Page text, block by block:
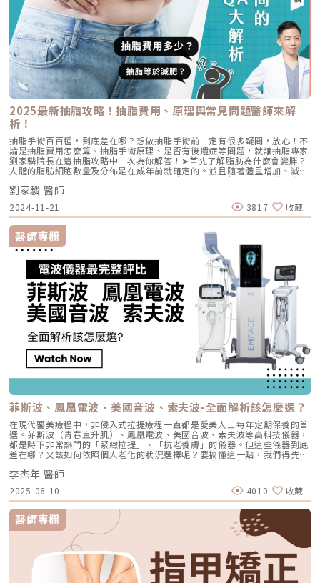
2025最新抽脂攻略！抽脂費用、原理與常見問題醫師來解
析！
抽脂手術百百種，到底差在哪？想做抽脂手術前一定有很多疑問，放心！不
論是抽脂費用怎麼算、抽脂手術原理、是否有後遺症等問題，就讓抽脂專家
劉家驎院長在這抽脂攻略中一次為你解答！➤首先了解脂肪為什麼會變胖？
人體的脂肪細胞數量及分佈是在成年前就確定的。並且隨著體重增加、減
少，脂肪也會逐漸變大或變小。脂肪會囤積在身體的各部位，分為淺層脂肪
及深層脂肪，所產生局部肥胖或全身肥胖。（圖／欣莘時尚美學診所-劉家
驎醫師提供）身體脂肪分佈主要受到荷爾蒙影響，雌激素促使脂肪積聚在臀
部、大腿；而睾丸素則促使脂肪積聚於腹部及腰部。這就是為什麼有一些局
部肥胖，即使再怎麼運動減肥也瘦不下來。➤抽脂等於減重嗎？抽脂與減重
完全不同，抽脂是一種快速減少局部脂肪細胞數量的手術方式，適合用於雕
塑特定區域；而減重則是透過漸進且全身性的方式，將脂肪細胞體積縮小，
目的是改善整體健康以及體重管理。下表整理出抽脂與減重的各項差異：
（圖／欣莘時尚美學診所-劉家驎醫師提供）➤抽脂手術的原理是什麼？目前
市面上有許多種抽脂儀器，從傳統抽脂、雷射溶脂、水刀抽脂、超音波抽
脂，到新一代的二代威塑抽脂，這些儀器主要是將脂肪處理得鬆散一些，避
開血管及組織後透過儀器將脂肪吸出體外，達到減脂的目的。➤抽脂手術步
驟（圖／欣莘時尚美學診所-劉家驎醫師提供）➤抽脂手術適合哪些人？（圖
／欣莘時尚美學診所-劉家驎醫師提供）▲需注意▲若有糖尿病、心臟病、
腎臟病、癲癇等慢性病、有生育計劃、哺乳期、未成年者均無法進行抽脂手
術。➤抽脂與溶脂有什麼不同？抽脂與溶脂是兩種不同減少脂肪細胞數量的
方法：抽脂是透過抽脂管直接將脂肪細胞吸出；而溶脂則是透過能量破壞、
分解脂肪細胞結構後，通過自然代謝來排出體外。下表也整理出抽脂與溶脂
的重點差異：（圖／欣莘時尚美學診所-劉家驎醫師提供）➤抽脂手術儀器比
較表（圖／欣莘時尚美學診所-劉家驎醫師提供）抽脂儀器可以輔助醫師在
手術過程中更順利完成，但最新的不一定最好，最好的也不一定適合你，最
重要的還是取決於醫師經驗累積及技術，選擇專精抽脂手術的專業醫師更重
要！…《點擊看完整文章介紹》文章轉載自「欣莘時尚美學診所-劉家驎醫
師專欄」
劉家驎 醫師
2024-11-21 3817 收藏
醫師專欄
菲斯波、鳳凰電波、美國音波、索夫波-全面解析該怎麼選？
在現代醫美療程中，非侵入式拉提療程一直都是愛美人士每年定期保養的首
選。菲斯波（青春直升肌）、鳳凰電波、美國音波、索夫波等高科技儀器，
都是時下非常熱門的「緊緻拉提」、「抗老養膚」的儀器。但這些儀器到底
差在哪？又該如何依照個人老化的狀況選擇呢？要搞懂這一點，我們得先認
識 —多層次衰老。什麼是多層次衰老?老化不是只發生在皮膚表面，而是由
外而內、逐層進行。臉部結構總體可以分為五層，每一層的退化都會讓臉部
產生不同程度的鬆垮、凹陷、下垂。1.皮膚 (Skin) –皮膚老化包含表皮、基
底層及真皮層。表皮層變薄、水分流失、膠原蛋白減少，是最早顯現的老化
現象。會表現為細紋、毛孔粗大、皮膚鬆弛與暗沉，整體看起來膚質非常粗
糙。2.淺層脂肪層 (Subcutaneous layer) –脂肪流失位移臉頰和法令紋外
上方的脂肪都屬於臉部的表淺脂肪。隨年齡增加，上半臉和側邊的淺層脂肪
會流失、變薄，再加上大量的膠原蛋白與膠原纖維流失，筋膜層就會鬆弛、
體失去彈性，導致中臉和下半臉的軟組織重新分佈。會表現為導致蘋果肌變
平、法令紋加深、嘴邊肉出現，臉型也變得不再緊實。3.皮下肌肉筋膜系統
(Facial mm. and superficial musculoaponeurotic system, SMAS) –肌
肉流失筋膜(淺層)深度約為皮下4.5mm。肌肉(深層)深度 > 4.5mm，負責
李杰年 醫師
2025-06-10 4010 收藏
醫師專欄